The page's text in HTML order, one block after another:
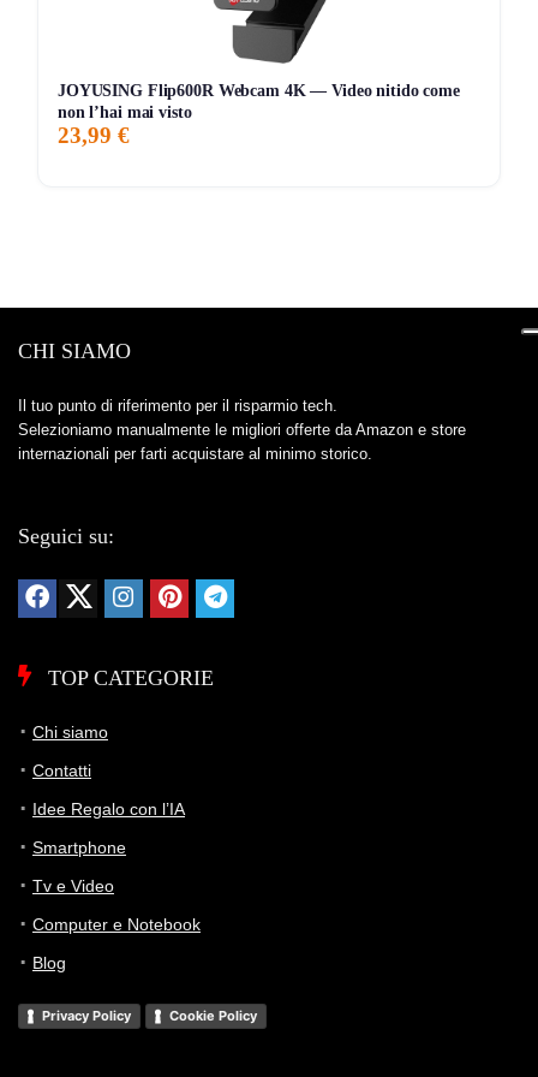
JOYUSING Flip600R Webcam 4K — Video nitido come
non l’hai mai visto
23,99 €
CHI SIAMO
Il tuo punto di riferimento per il risparmio tech.
Selezioniamo manualmente le migliori offerte da Amazon e store
internazionali per farti acquistare al minimo storico.
Seguici su:
TOP CATEGORIE
Chi siamo
Contatti
Idee Regalo con l’IA
Smartphone
Tv e Video
Computer e Notebook
Blog
Privacy Policy Cookie Policy